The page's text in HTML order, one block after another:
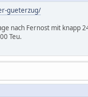
gueterzug/
nach Fernost mit knapp
Teu.